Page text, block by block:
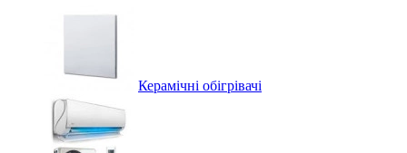
Керамічні обігрівачі